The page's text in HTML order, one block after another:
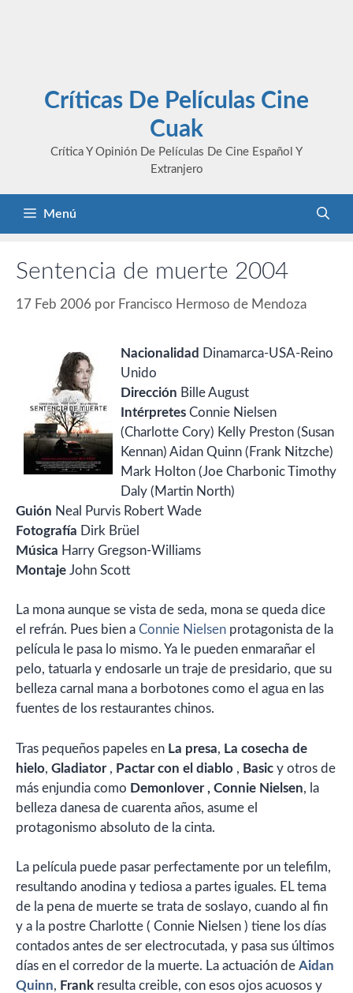
Críticas De Películas Cine
Cuak
Crítica Y Opinión De Películas De Cine Español Y
Extranjero
Menú
Sentencia de muerte 2004
17 Feb 2006 por Francisco Hermoso de Mendoza
Nacionalidad Dinamarca-USA-Reino
Unido
Dirección Bille August
Intérpretes Connie Nielsen
(Charlotte Cory) Kelly Preston (Susan
Kennan) Aidan Quinn (Frank Nitzche)
Mark Holton (Joe Charbonic Timothy
Daly (Martin North)
Guión Neal Purvis Robert Wade
Fotografía Dirk Brüel
Música Harry Gregson-Williams
Montaje John Scott
La mona aunque se vista de seda, mona se queda dice
el refrán. Pues bien a Connie Nielsen protagonista de la
película le pasa lo mismo. Ya le pueden enmarañar el
pelo, tatuarla y endosarle un traje de presidario, que su
belleza carnal mana a borbotones como el agua en las
fuentes de los restaurantes chinos.
Tras pequeños papeles en La presa, La cosecha de
hielo, Gladiator, Pactar con el diablo , Basic y otros de
más enjundia como Demonlover, Connie Nielsen, la
belleza danesa de cuarenta años, asume el
protagonismo absoluto de la cinta.
La película puede pasar perfectamente por un telefilm,
resultando anodina y tediosa a partes iguales. EL tema
de la pena de muerte se trata de soslayo, cuando al fin
y a la postre Charlotte ( Connie Nielsen ) tiene los días
contados antes de ser electrocutada, y pasa sus últimos
días en el corredor de la muerte. La actuación de Aidan
Quinn, Frank resulta creible, con esos ojos acuosos y